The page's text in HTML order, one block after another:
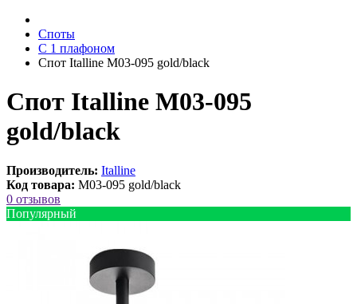
Споты
С 1 плафоном
Спот Italline M03-095 gold/black
Спот Italline M03-095
gold/black
Производитель: Italline
Код товара: M03-095 gold/black
0 отзывов
Популярный